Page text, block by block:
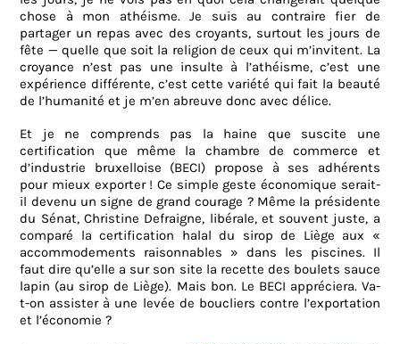
chose à mon athéisme. Je suis au contraire fier de
partager un repas avec des croyants, surtout les jours de
fête — quelle que soit la religion de ceux qui m’invitent. La
croyance n’est pas une insulte à l’athéisme, c’est une
expérience différente, c’est cette variété qui fait la beauté
de l’humanité et je m’en abreuve donc avec délice.
Et je ne comprends pas la haine que suscite une
certification que même la chambre de commerce et
d’industrie bruxelloise (BECI) propose à ses adhérents
pour mieux exporter ! Ce simple geste économique serait-
il devenu un signe de grand courage ? Même la présidente
du Sénat, Christine Defraigne, libérale, et souvent juste, a
comparé la certification halal du sirop de Liège aux «
accommodements raisonnables » dans les piscines. Il
faut dire qu’elle a sur son site la recette des boulets sauce
lapin (au sirop de Liège). Mais bon. Le BECI appréciera. Va-
t-on assister à une levée de boucliers contre l’exportation
et l’économie ?